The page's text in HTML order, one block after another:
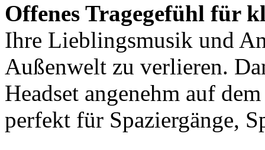
Offenes Tragegefühl für
Ihre Lieblingsmusik und
Außenwelt zu verlieren.
Headset angenehm auf
perfekt für Spaziergänge,